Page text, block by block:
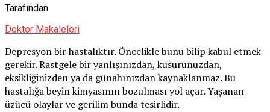
Tarafından
Doktor Makaleleri
Depresyon bir hastalıktır. Öncelikle bunu bilip kabul etmek
gerekir. Rastgele bir yanlışınızdan, kusurunuzdan,
eksikliğinizden ya da günahınızdan kaynaklanmaz. Bu
hastalığa beyin kimyasının bozulması yol açar. Yaşanan
üzücü olaylar ve gerilim bunda tesirlidir.